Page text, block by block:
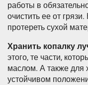
работы в
очистить ее от
протереть сухой
Хранить копалку
этого, те части,
маслом. А также для
устойчивом